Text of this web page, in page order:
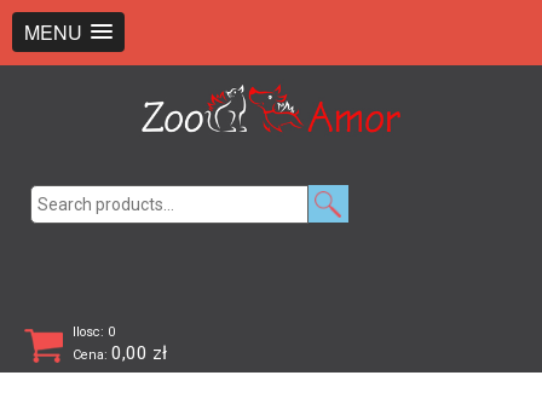
MENU
Ilosc: 0
Cena: 0,00 zł